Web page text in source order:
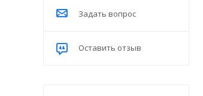
Задать вопрос
Оставить отзыв